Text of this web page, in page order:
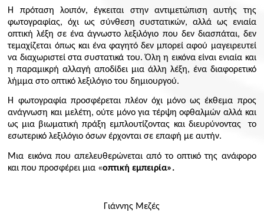
Η πρόταση λοιπόν, έγκειται στην αντιμετώπιση αυτής της
φωτογραφίας, όχι ως σύνθεση συστατικών, αλλά ως ενιαία
οπτική λέξη σε ένα άγνωστο λεξιλόγιο που δεν διασπάται, δεν
τεμαχίζεται όπως και ένα φαγητό δεν μπορεί αφού μαγειρευτεί
να διαχωριστεί στα συστατικά του. Όλη η εικόνα είναι ενιαία και
η παραμικρή αλλαγή αποδίδει μια άλλη λέξη, ένα διαφορετικό
λήμμα στο οπτικό λεξιλόγιο του δημιουργού.
Η φωτογραφία προσφέρεται πλέον όχι μόνο ως έκθεμα προς
ανάγνωση και μελέτη, ούτε μόνο για τέρψη οφθαλμών αλλά και
ως μια βιωματική πράξη εμπλουτίζοντας και διευρύνοντας το
εσωτερικό λεξιλόγιο όσων έρχονται σε επαφή με αυτήν.
Μια εικόνα που απελευθερώνεται από το οπτικό της ανάφορο
και που προσφέρει μια «οπτική εμπειρία».
Γιάννης Μεζές